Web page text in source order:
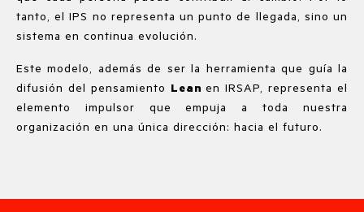
tanto, el IPS no representa un punto de llegada, sino un
sistema en continua evolución.
Este modelo, además de ser la herramienta que guía la
difusión del pensamiento Leanen IRSAP, representa el
elemento impulsor que empuja a toda nuestra
organización en una única dirección: hacia el futuro.